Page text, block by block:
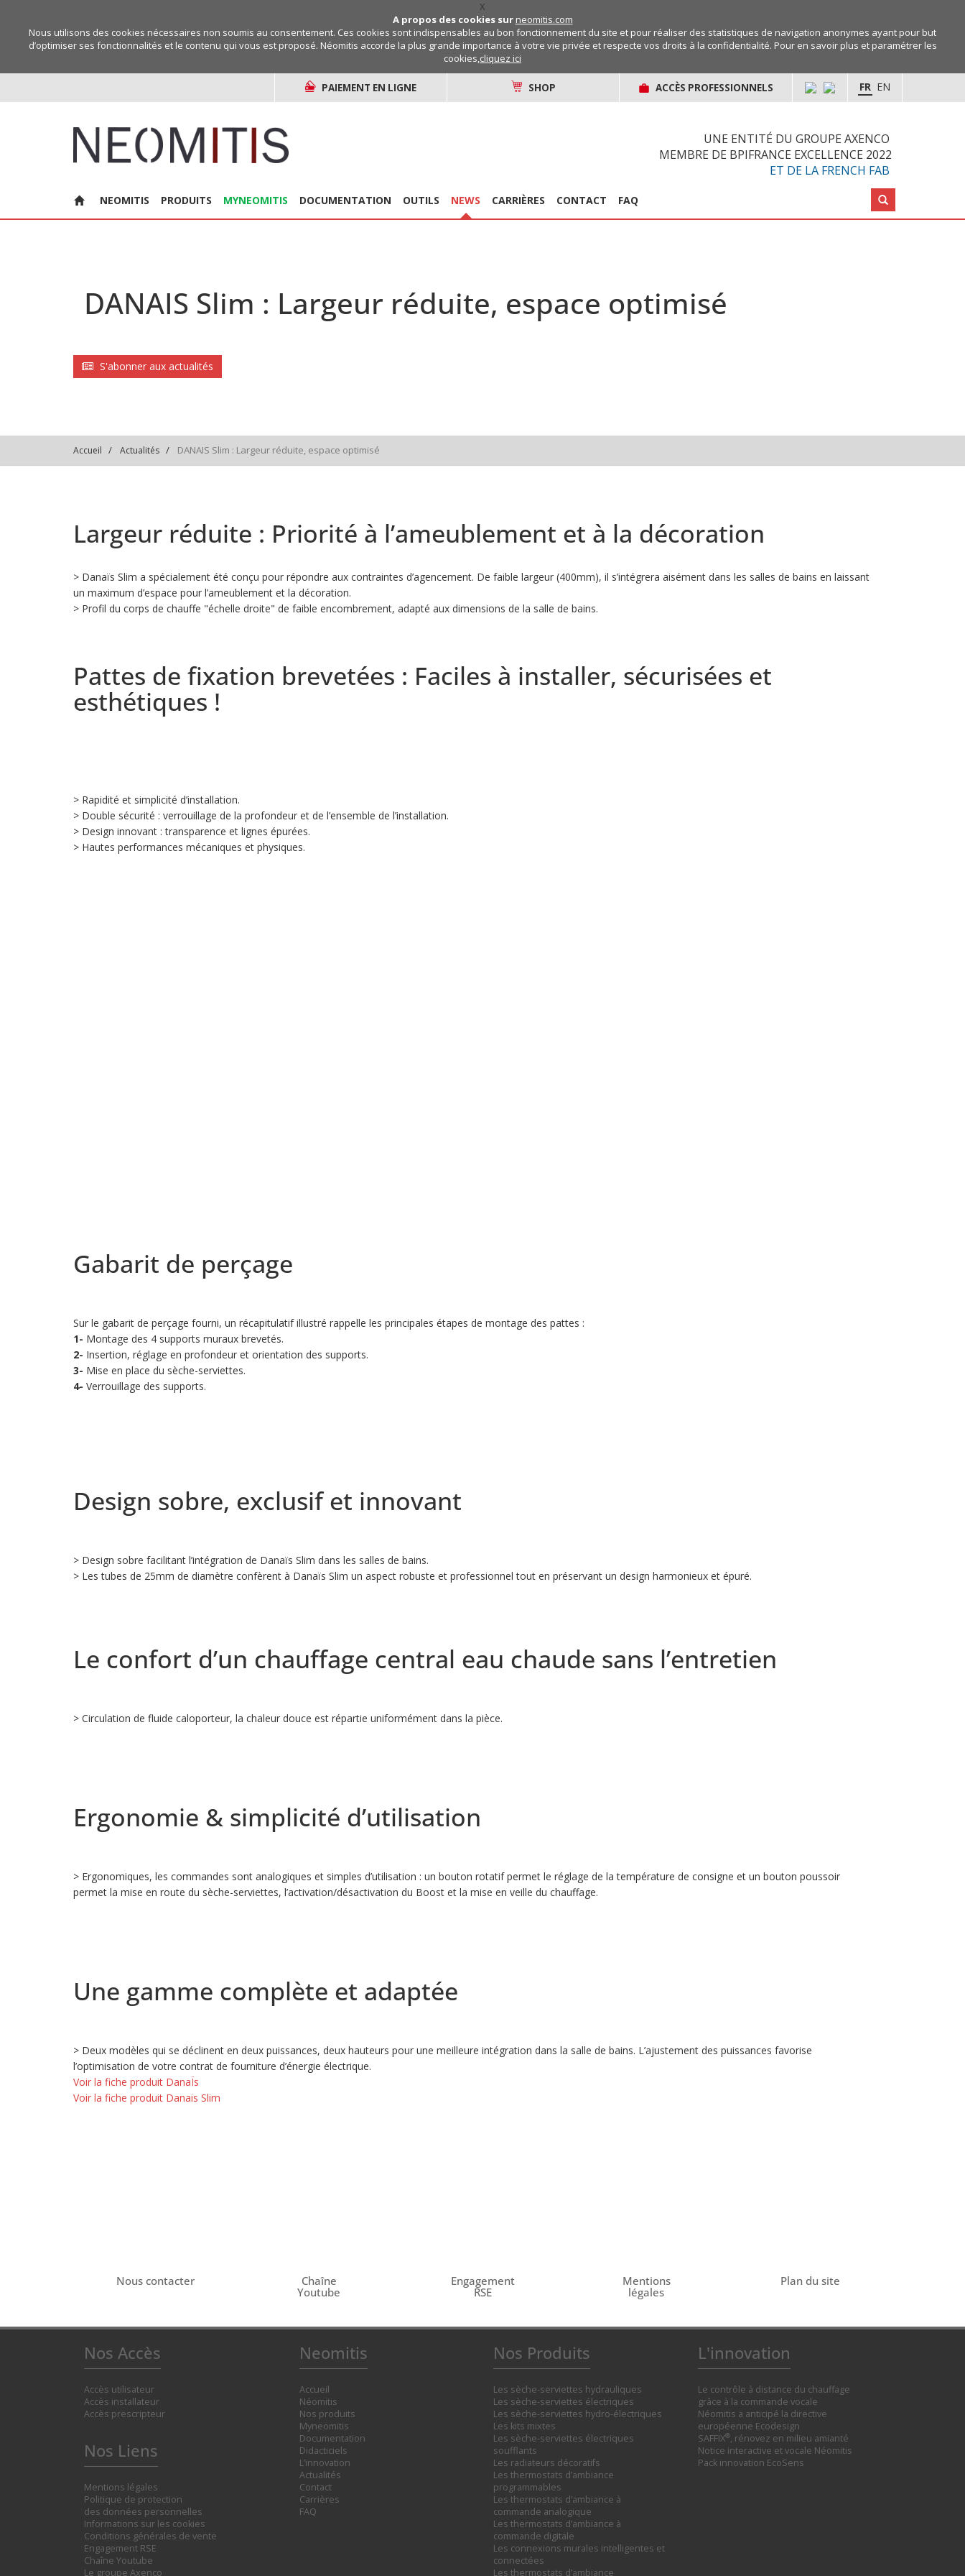
X
A propos des cookies sur neomitis.com
Nous utilisons des cookies nécessaires non soumis au consentement. Ces cookies sont indispensables au bon fonctionnement du site et pour réaliser des statistiques de navigation anonymes ayant pour but
d’optimiser ses fonctionnalités et le contenu qui vous est proposé. Néomitis accorde la plus grande importance à votre vie privée et respecte vos droits à la confidentialité. Pour en savoir plus et paramétrer les
cookies,cliquez ici
PAIEMENT EN LIGNE SHOP ACCÈS PROFESSIONNELS EN
FR
UNE ENTITÉ DU GROUPE AXENCO
MEMBRE DE BPIFRANCE EXCELLENCE 2022
ET DE LA FRENCH FAB
NEOMITIS PRODUITS MYNEOMITIS DOCUMENTATION OUTILS NEWS CARRIÈRES CONTACT FAQ
DANAIS Slim : Largeur réduite, espace optimisé
S'abonner aux actualités
Accueil Actualités DANAIS Slim : Largeur réduite, espace optimisé
Largeur réduite : Priorité à l’ameublement et à la décoration
> Danaïs Slim a spécialement été conçu pour répondre aux contraintes d’agencement. De faible largeur (400mm), il s’intégrera aisément dans les salles de bains en laissant
un maximum d’espace pour l’ameublement et la décoration.
> Profil du corps de chauffe "échelle droite" de faible encombrement, adapté aux dimensions de la salle de bains.
Pattes de fixation brevetées : Faciles à installer, sécurisées et
esthétiques !
> Rapidité et simplicité d’installation.
> Double sécurité : verrouillage de la profondeur et de l’ensemble de l’installation.
> Design innovant : transparence et lignes épurées.
> Hautes performances mécaniques et physiques.
Gabarit de perçage
Sur le gabarit de perçage fourni, un récapitulatif illustré rappelle les principales étapes de montage des pattes :
1- Montage des 4 supports muraux brevetés.
2- Insertion, réglage en profondeur et orientation des supports.
3- Mise en place du sèche-serviettes.
4- Verrouillage des supports.
Design sobre, exclusif et innovant
> Design sobre facilitant l’intégration de Danaïs Slim dans les salles de bains.
> Les tubes de 25mm de diamètre confèrent à Danaïs Slim un aspect robuste et professionnel tout en préservant un design harmonieux et épuré.
Le confort d’un chauffage central eau chaude sans l’entretien
> Circulation de fluide caloporteur, la chaleur douce est répartie uniformément dans la pièce.
Ergonomie & simplicité d’utilisation
> Ergonomiques, les commandes sont analogiques et simples d’utilisation : un bouton rotatif permet le réglage de la température de consigne et un bouton poussoir
permet la mise en route du sèche-serviettes, l’activation/désactivation du Boost et la mise en veille du chauffage.
Une gamme complète et adaptée
> Deux modèles qui se déclinent en deux puissances, deux hauteurs pour une meilleure intégration dans la salle de bains. L’ajustement des puissances favorise
l’optimisation de votre contrat de fourniture d’énergie électrique.
Voir la fiche produit DanaÏs
Voir la fiche produit Danais Slim
Nous contacter
Chaîne
Youtube
Engagement
RSE
Mentions
légales
Plan du site
Nos Accès
Accès utilisateur
Accès installateur
Accès prescripteur
Nos Liens
Mentions légales
Politique de protection
des données personnelles
Informations sur les cookies
Conditions générales de vente
Engagement RSE
Chaîne Youtube
Le groupe Axenco
Neomitis
Accueil
Néomitis
Nos produits
Myneomitis
Documentation
Didacticiels
L’innovation
Actualités
Contact
Carrières
FAQ
Nos Produits
Les sèche-serviettes hydrauliques
Les sèche-serviettes électriques
Les sèche-serviettes hydro-électriques
Les kits mixtes
Les sèche-serviettes électriques
soufflants
Les radiateurs décoratifs
Les thermostats d’ambiance
programmables
Les thermostats d’ambiance à
commande analogique
Les thermostats d’ambiance à
commande digitale
Les connexions murales intelligentes et
connectées
Les thermostats d’ambiance
L'innovation
Le contrôle à distance du chauffage
grâce à la commande vocale
Néomitis a anticipé la directive
européenne Ecodesign
SAFFIX®, rénovez en milieu amianté
Notice interactive et vocale Néomitis
Pack innovation EcoSens